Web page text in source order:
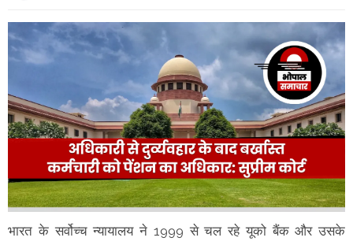
भारत के सर्वोच्च न्यायालय ने 1999 से चल रहे यूको बैंक और उसके